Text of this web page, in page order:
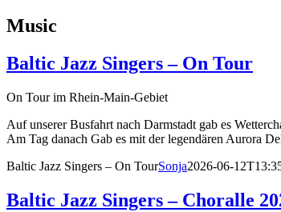
Music
Baltic Jazz Singers – On Tour
On Tour im Rhein-Main-Gebiet
Auf unserer Busfahrt nach Darmstadt gab es
Am Tag danach Gab es mit der legendären Aurora
Baltic Jazz Singers – On TourSonja2026-06-
Baltic Jazz Singers – Choralle